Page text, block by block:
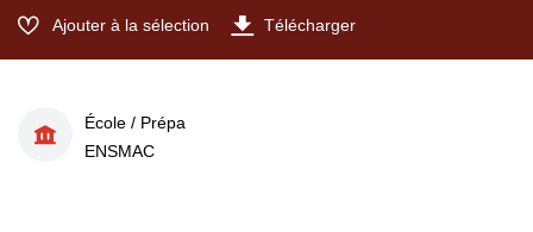
Ajouter à la sélection Télécharger
École / Prépa
ENSMAC